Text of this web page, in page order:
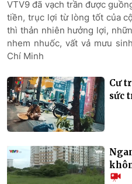
VTV9 đã vạch trần được
tiền, trục lợi từ lòng tốt của
thì thản nhiên hưởng lợi,
nhem nhuốc, vất vả mưu
Chí Minh
Cư
sức